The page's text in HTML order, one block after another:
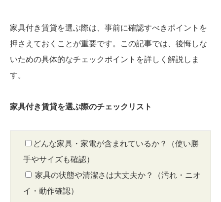
家具付き賃貸を選ぶ際は、事前に確認すべきポイントを
押さえておくことが重要です。この記事では、後悔しな
いための具体的なチェックポイントを詳しく解説しま
す。
家具付き賃貸を選ぶ際のチェックリスト
どんな家具・家電が含まれているか？（使い勝
手やサイズも確認）
家具の状態や清潔さは大丈夫か？（汚れ・ニオ
イ・動作確認）